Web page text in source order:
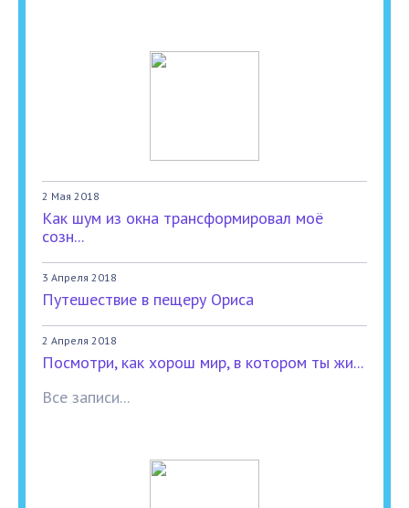
2 Мая 2018
Как шум из окна трансформировал моё
созн...
3 Апреля 2018
Путешествие в пещеру Ориса
2 Апреля 2018
Посмотри, как хорош мир, в котором ты жи...
Все записи...